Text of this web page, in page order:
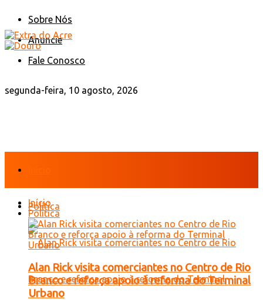
Sobre Nós
Anuncie
Fale Conosco
segunda-feira, 10 agosto, 2026
Política
Início
Política
Alan Rick visita comerciantes no Centro de Rio
Branco e reforça apoio à reforma do Terminal
Urbano